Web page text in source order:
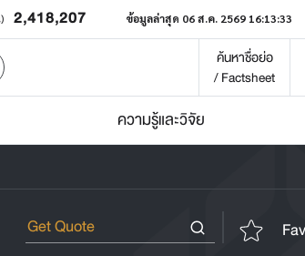
2,418,207 ข้อมูลล่าสุด 06 ส.ค. 2569 16:13:33
ค้นหาชื่อย่อ
/ Factsheet
ความรู้และวิจัย